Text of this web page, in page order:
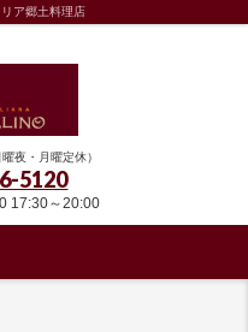
ア郷土料理店
夜・月曜定休）
5120
17:30～20:00